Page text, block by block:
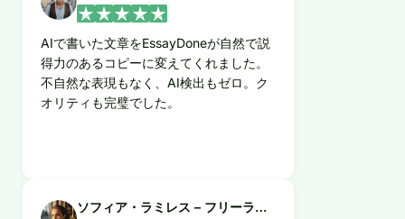
AIで書いた文章をEssayDoneが自然で説
得力のあるコピーに変えてくれました。
不自然な表現もなく、AI検出もゼロ。ク
オリティも完璧でした。
ソフィア・ラミレス – フリーライター